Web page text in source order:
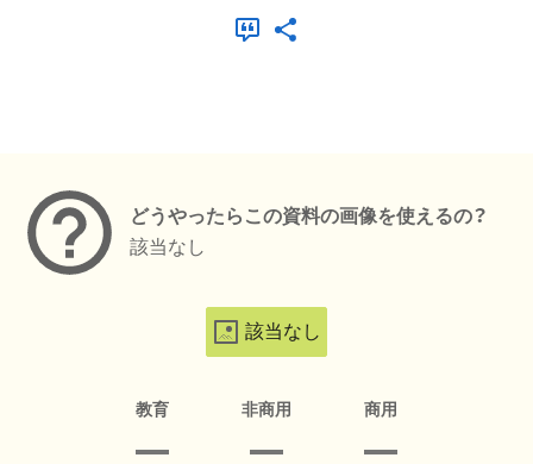
どうやったらこの資料の画像を使えるの？
該当なし
該当なし
教育 非商用 商用